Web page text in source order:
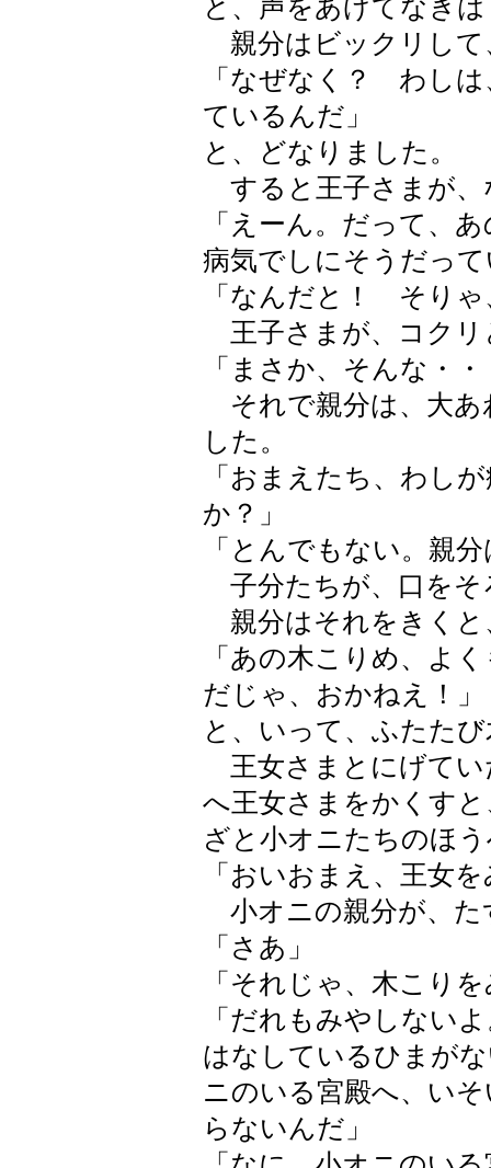
と、声をあげてなき
親分はビックリして
「なぜなく？ わし
ているんだ」
と、どなりました。
すると王子さまが、
「えーん。だって、
病気でしにそうだっ
「なんだと！ そり
王子さまが、コクリ
「まさか、そんな・・
それで親分は、大あ
した。
「おまえたち、わし
か？」
「とんでもない。親
子分たちが、口をそ
親分はそれをきくと
「あの木こりめ、よ
だじゃ、おかねえ！」
と、いって、ふたた
王女さまとにげてい
へ王女さまをかくす
ざと小オニたちのほ
「おいおまえ、王女
小オニの親分が、た
「さあ」
「それじゃ、木こり
「だれもみやしない
はなしているひまが
ニのいる宮殿へ、い
らないんだ」